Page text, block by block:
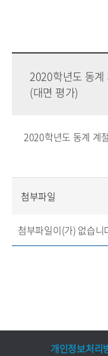
2020학년도 동계
(대면 평가)
2020학년도 동계 계
첨부파일
첨부파일이(가) 없습니
개인정보처리